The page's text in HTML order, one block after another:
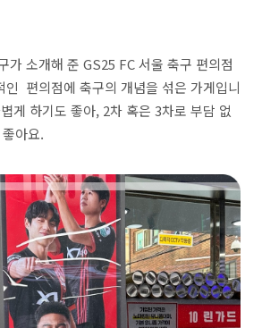
가 소개해 준 GS25 FC 서울 축구 편의점
인 편의점에 축구의 개념을 섞은 가게입니
게 하기도 좋아, 2차 혹은 3차로 부담 없
아요.